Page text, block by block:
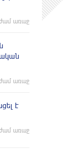
առաջ
առաջ
է
առաջ